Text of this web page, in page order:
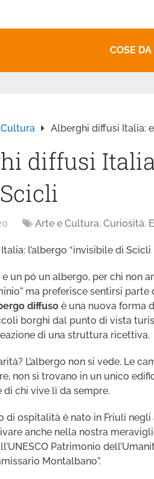
COSE DA
Alberghi diffusi Italia:
diffusi
Arte e Cultura, Curiosità,
l’albergo “invisibile di Scicli
e un pó un albergo, per chi non
ma preferisce sentirsi
diffuso è una nuova forma
borghi dal punto di vista
di una struttura ricettiva.
L’albergo non si vede. Le
non si trovano in un unico
chi vive lì da sempre.
di ospitalità è nato in Friuli
anche nella nostra
Patrimonio
Montalbano”.